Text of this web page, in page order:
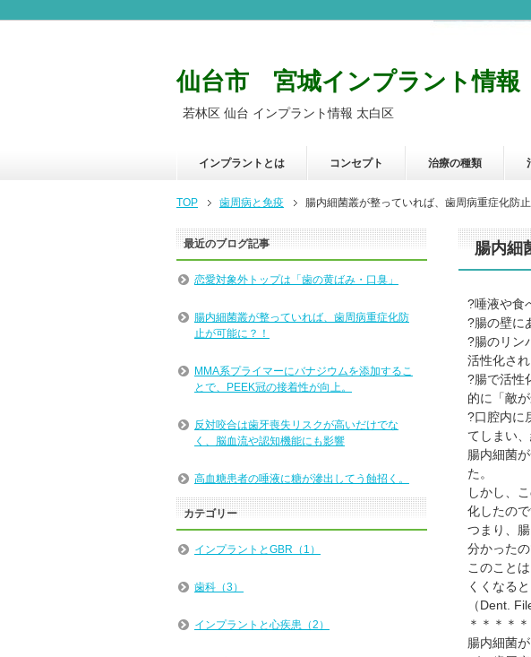
仙台市 宮城インプラント情報
若林区 仙台 インプラント情報 太白区
インプラントとは コンセプト 治療の種類
TOP 歯周病と免疫 腸内細菌叢が整っていれば、歯周病重症化防止
腸内細
?唾液や食
?腸の壁に
?腸のリン
活性化され
?腸で活性
的に「敵
?口腔内に
てしまい
腸内細菌
た。
しかし、
化したので
つまり、
分かったの
このこと
くくなる
（Dent.
＊＊＊＊＊
腸内細菌
最近のブログ記事
恋愛対象外トップは「歯の黄ばみ・口臭」
腸内細菌叢が整っていれば、歯周病重症化防
止が可能に？！
MMA系プライマーにバナジウムを添加するこ
とで、PEEK冠の接着性が向上。
反対咬合は歯牙喪失リスクが高いだけでな
く、脳血流や認知機能にも影響
高血糖患者の唾液に糖が滲出してう蝕招く。
カテゴリー
インプラントとGBR（1）
歯科（3）
インプラントと心疾患（2）